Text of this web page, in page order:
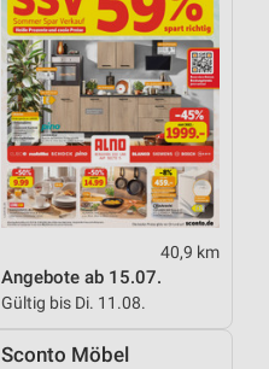
40,9 km
Angebote ab 15.07.
Gültig bis Di. 11.08.
Sconto Möbel